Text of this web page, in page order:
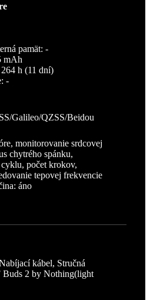
pamät: -
mAh
h (11 dní)
-
Galileo/QZSS/Beidou
monitorovanie srdcovej
chytrého spánku,
počet krokov,
tepovej frekvencie
áno
kábel, Stručná
Buds 2 by Nothing(light